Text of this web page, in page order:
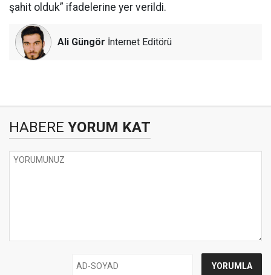
şahit olduk” ifadelerine yer verildi.
Ali Güngör İnternet Editörü
HABERE YORUM KAT